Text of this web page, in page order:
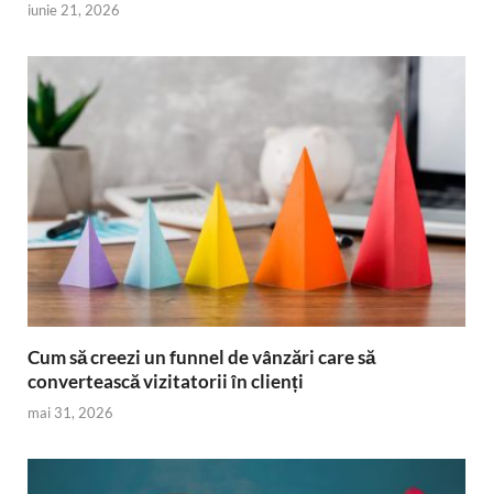
iunie 21, 2026
Cum să creezi un funnel de vânzări care să
convertească vizitatorii în clienți
mai 31, 2026